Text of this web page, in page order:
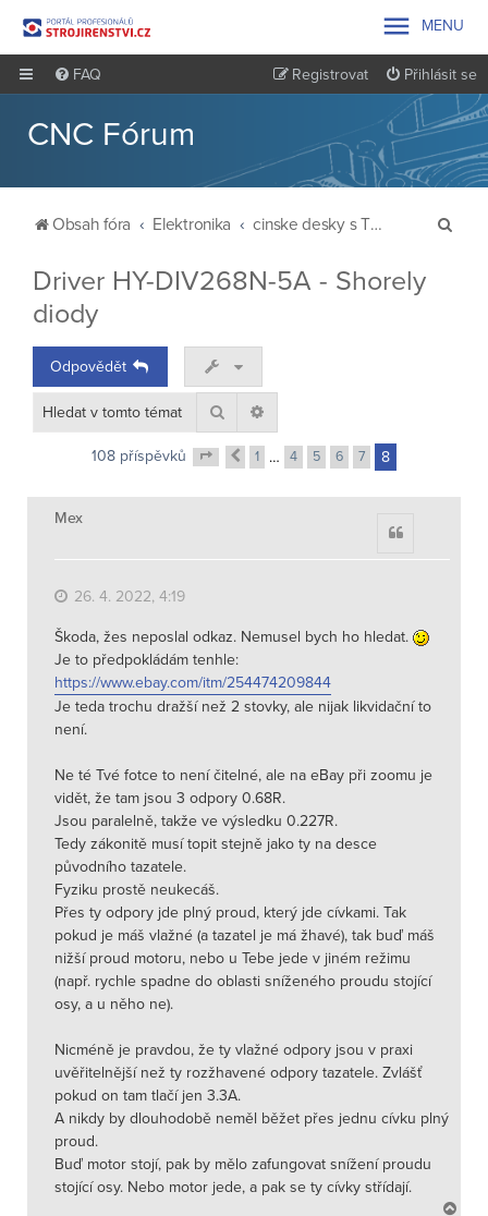
 MENU
FAQ Přihlásit se
Registrovat
CNC Fórum
Obsah fóra Elektronika cinske desky s TB-6560 cervena a modra
Driver HY-DIV268N-5A - Shorely
diody
Odpovědět
Hledat
108 příspěvků Stránka 8z 8
Předchozí
1 … 4 5 6 7 8
Mex
26. 4. 2022, 4:19
Škoda, žes neposlal odkaz. Nemusel bych ho hledat.
Je to předpokládám tenhle:
https://www.ebay.com/itm/254474209844
Je teda trochu dražší než 2 stovky, ale nijak likvidační to
není.
Ne té Tvé fotce to není čitelné, ale na eBay při zoomu je
vidět, že tam jsou 3 odpory 0.68R.
Jsou paralelně, takže ve výsledku 0.227R.
Tedy zákonitě musí topit stejně jako ty na desce
původního tazatele.
Fyziku prostě neukecáš.
Přes ty odpory jde plný proud, který jde cívkami. Tak
pokud je máš vlažné (a tazatel je má žhavé), tak buď máš
nižší proud motoru, nebo u Tebe jede v jiném režimu
(např. rychle spadne do oblasti sníženého proudu stojící
osy, a u něho ne).
Nicméně je pravdou, že ty vlažné odpory jsou v praxi
uvěřitelnější než ty rozžhavené odpory tazatele. Zvlášť
pokud on tam tlačí jen 3.3A.
A nikdy by dlouhodobě neměl běžet přes jednu cívku plný
proud.
Buď motor stojí, pak by mělo zafungovat snížení proudu
stojící osy. Nebo motor jede, a pak se ty cívky střídají.